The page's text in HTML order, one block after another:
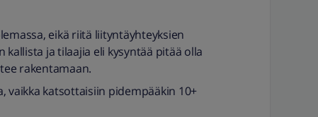
eikä riitä liityntäyhteyksien
ja tilaajia eli kysyntää pitää olla
rakentamaan.
vaikka katsottaisiin pidempääkin 10+